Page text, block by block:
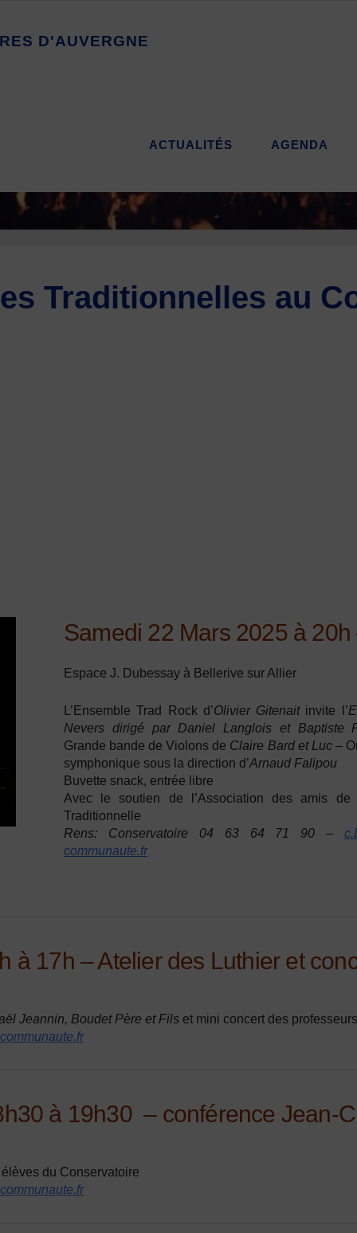
RES D'AUVERGNE
ACTUALITÉS AGENDA
Traditionnelles au
Samedi 22 Mars 2025 à
Espace J. Dubessay à Bellerive sur Allier
L’Ensemble Trad Rock d’Olivier Gitenaitinvite l’
Nevers dirigé par Daniel Langlois et Baptiste
Grande bande de Violons de Claire Bard et Luc –
symphonique sous la direction d’Arnaud Falipou
Buvette snack, entrée libre
Avec le soutien de l’Association des amis de
Traditionnelle
Rens: Conservatoire 04 63 64 71 90 –
communaute.fr
à 17h – Atelier des Luthier et
Jeannin, Boudet Père et Fils et mini concert des
à 19h30 – conférence Jean-
du Conservatoire